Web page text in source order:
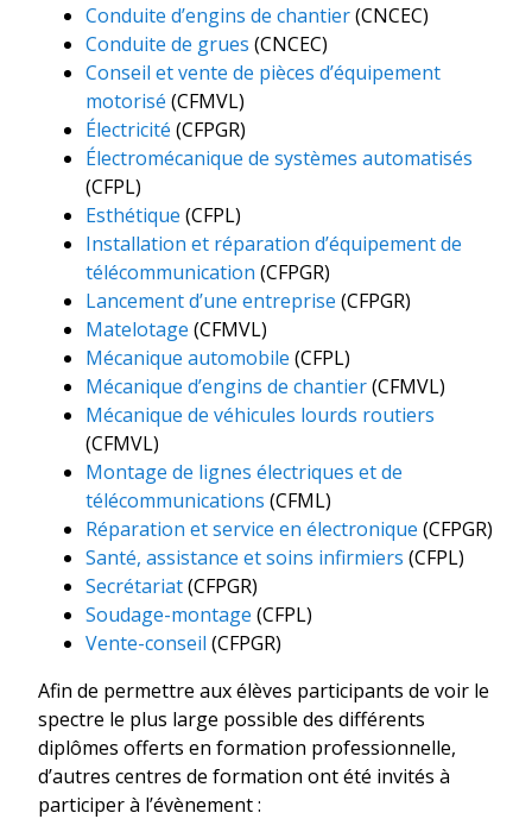
Conduite d’engins de chantier(CNCEC)
Conduite de grues (CNCEC)
Conseil et vente de pièces d’équipement
motorisé (CFMVL)
Électricité (CFPGR)
Électromécanique de systèmes automatisés
(CFPL)
Esthétique (CFPL)
Installation et réparation d’équipement de
télécommunication (CFPGR)
Lancement d’une entreprise (CFPGR)
Matelotage (CFMVL)
Mécanique automobile (CFPL)
Mécanique d’engins de chantier(CFMVL)
Mécanique de véhicules lourds routiers
(CFMVL)
Montage de lignes électriques et de
télécommunications (CFML)
Réparation et service en électronique (CFPGR)
Santé, assistance et soins infirmiers (CFPL)
Secrétariat(CFPGR)
Soudage-montage (CFPL)
Vente-conseil (CFPGR)
Afin de permettre aux élèves participants de voir le
spectre le plus large possible des différents
diplômes offerts en formation professionnelle,
d’autres centres de formation ont été invités à
participer à l’évènement :